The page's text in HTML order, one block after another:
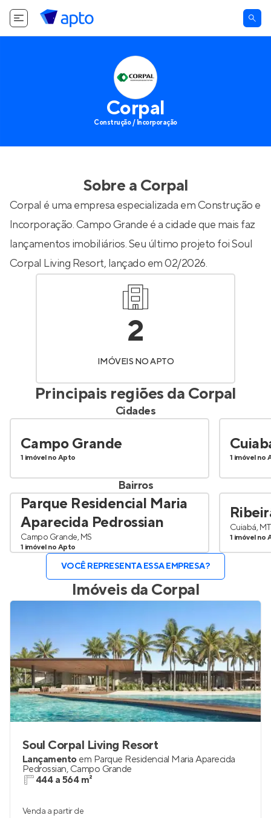
Corpal
Construção / Incorporação
Sobre a Corpal
Corpal é uma empresa especializada em Construção e
Incorporação. Campo Grande é a cidade que mais faz
lançamentos imobiliários. Seu último projeto foiSoul
Corpal Living Resort, lançado em 02/2026.
2
IMÓVEIS NO APTO
Principais regiões da Corpal
Cidades
Campo Grande
1 imóvel no Apto 1 imóvel no
Bairros
Parque Residencial Maria
Aparecida Pedrossian
Campo Grande, MS
1 imóvel no Apto
Cuiabá, MT
1 imóvel no
VOCÊ REPRESENTA ESSA EMPRESA?
Imóveis da Corpal
Soul Corpal Living Resort
Lançamento em Parque Residencial Maria Aparecida
Pedrossian, Campo Grande
444 a 564 m²
Venda a partir de